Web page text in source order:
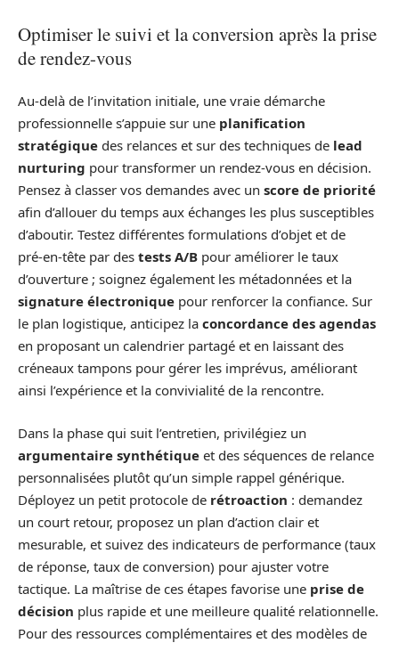
Optimiser le suivi et la conversion après la prise
de rendez-vous
Au‑delà de l’invitation initiale, une vraie démarche
professionnelle s’appuie sur une planification
stratégique des relances et sur des techniques de lead
nurturing pour transformer un rendez‑vous en décision.
Pensez à classer vos demandes avec un score de priorité
afin d’allouer du temps aux échanges les plus susceptibles
d’aboutir. Testez différentes formulations d’objet et de
pré‑en‑tête par des tests A/B pour améliorer le taux
d’ouverture ; soignez également les métadonnées et la
signature électronique pour renforcer la confiance. Sur
le plan logistique, anticipez la concordance des agendas
en proposant un calendrier partagé et en laissant des
créneaux tampons pour gérer les imprévus, améliorant
ainsi l’expérience et la convivialité de la rencontre.
Dans la phase qui suit l’entretien, privilégiez un
argumentaire synthétique et des séquences de relance
personnalisées plutôt qu’un simple rappel générique.
Déployez un petit protocole de rétroaction : demandez
un court retour, proposez un plan d’action clair et
mesurable, et suivez des indicateurs de performance (taux
de réponse, taux de conversion) pour ajuster votre
tactique. La maîtrise de ces étapes favorise une prise de
décision plus rapide et une meilleure qualité relationnelle.
Pour des ressources complémentaires et des modèles de